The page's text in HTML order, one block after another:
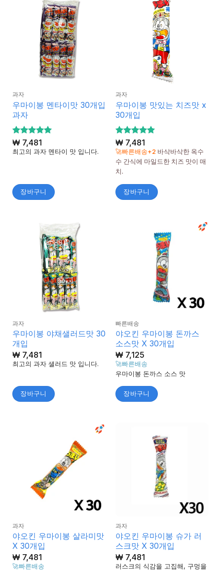
과자
우마이봉 멘타이맛 30개입
과자
5 중에서
5로 평가
₩7,481
최고의 과자 멘타이 맛 입니다.
장바구니
과자
우마이봉 맛있는 치즈맛 x
30개입
5 중에서
5로 평가
됨
₩7,481
🚀빠른배송+2바삭바삭한 옥수
수 간식에 마일드한 치즈 맛이 매
치.
장바구니
과자
우마이봉 야채샐러드맛 30
개입
₩7,481
최고의 과자 샐러드 맛 입니다.
장바구니
빠른배송
야오킨 우마이봉 돈까스
소스맛 X 30개입
₩7,125
🚀빠른배송
우마이봉 돈까스 소스 맛
장바구니
과자
야오킨 우마이봉 살라미맛
X 30개입
₩7,481
🚀빠른배송
과자
야오킨 우마이봉 슈가 러
스크맛 X 30개입
₩7,481
러스크의 식감을 고집해, 구멍을